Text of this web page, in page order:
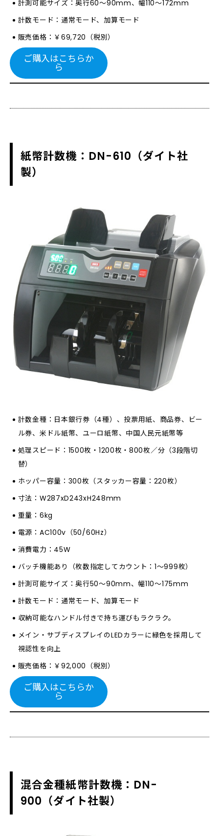
計測可能サイズ：奥行60～90mm、幅110～172mm
計数モード：通常モード、加算モード
販売価格：￥69,720（税別）
ご購入はこちらか
ら
紙幣計数機：DN-610（ダイト社
製）
計数金種：日本銀行券（4種）、投票用紙、商品券、ビー
ル券、米ドル紙幣、ユーロ紙幣、中国人民元紙幣等
処理スピード：1500枚・1200枚・800枚／分（3段階切
替）
ホッパー容量：300枚（スタッカー容量：220枚）
寸法：W287xD243xH248mm
重量：6kg
電源：AC100v（50/60Hz）
消費電力：45W
バッチ機能あり（枚数指定してカウント：1～999枚）
計測可能サイズ：奥行50～90mm、幅110～175mm
計数モード：通常モード、加算モード
収納可能なハンドル付きで持ち運びもラクラク。
メイン・サブディスプレイのLEDカラーに緑色を採用して
視認性を向上
販売価格：￥92,000（税別）
ご購入はこちらか
ら
混合金種紙幣計数機：DN-
900（ダイト社製）